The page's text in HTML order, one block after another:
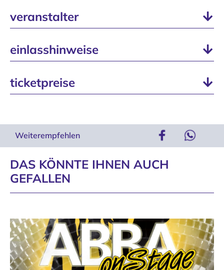
veranstalter
einlasshinweise
ticketpreise
Weiterempfehlen
DAS KÖNNTE IHNEN AUCH
GEFALLEN